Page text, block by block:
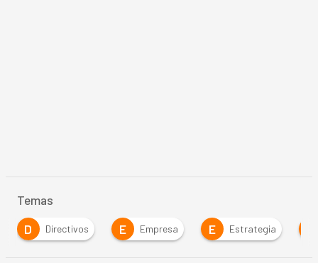
Temas
D
Directivos E Empresa E Estrategia